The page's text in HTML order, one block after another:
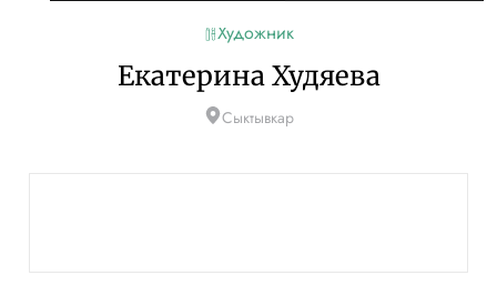
Художник
Екатерина Худяева
Сыктывкар